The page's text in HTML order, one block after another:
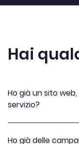
Hai
Ho già un sito
servizio?
Ho già delle